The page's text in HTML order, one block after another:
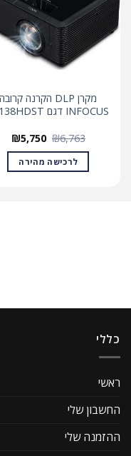
מקרן DLP הקרנה קרובה
INFOCUS דגם IN138HDST
₪6,763 המחיר
המקורי
היה:
₪6,763.
₪5,750
הוא: לרכישה מהירה
כללי
ראשי
החשבון שלי
ההזמנה שלי